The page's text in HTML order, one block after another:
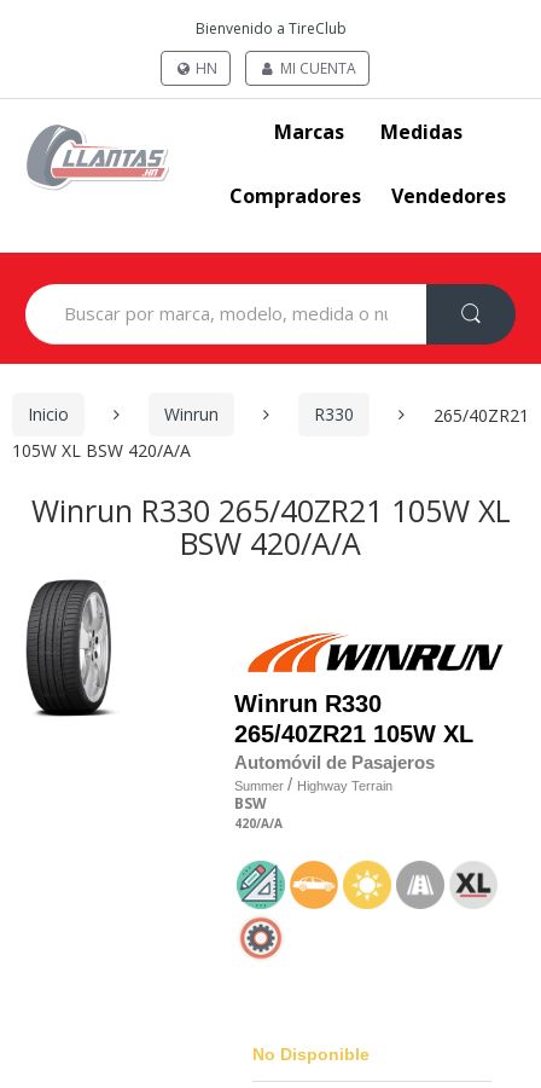
Bienvenido a TireClub
HN
MI CUENTA
Marcas Medidas
Compradores Vendedores
Search
for:
Inicio Winrun R330
265/40ZR21
105W XL BSW 420/A/A
Winrun R330 265/40ZR21 105W XL
BSW 420/A/A
Winrun R330
265/40ZR21 105W XL
Automóvil de Pasajeros
Summer / Highway Terrain
BSW
420/A/A
No Disponible